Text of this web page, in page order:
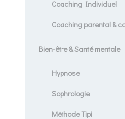
Coaching Individuel
Coaching parental &
Bien-être & Santé mentale
Hypnose
Sophrologie
Méthode Tipi